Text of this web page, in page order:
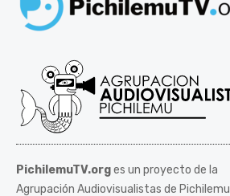
PichilemuTV.orges un proyecto de la
Agrupación Audiovisualistas de Pichilemu